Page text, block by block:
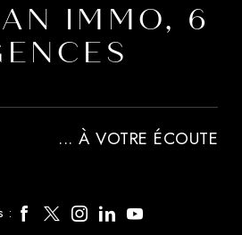
IMMO, 6
... À VOTRE ÉCOUTE
: